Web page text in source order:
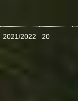
2021/2022 20